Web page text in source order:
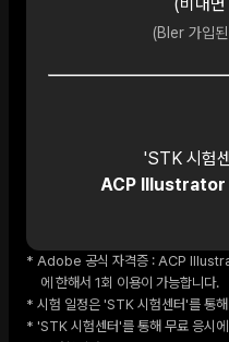
(Bler 가입
'STK 시험
ACP
Adobe 공식 자격증 : ACP
에 한해서 1회 이용이 가능합니다.
시험 일정은 'STK 시험센터'를 통
'STK 시험센터'를 통해 무료 응시